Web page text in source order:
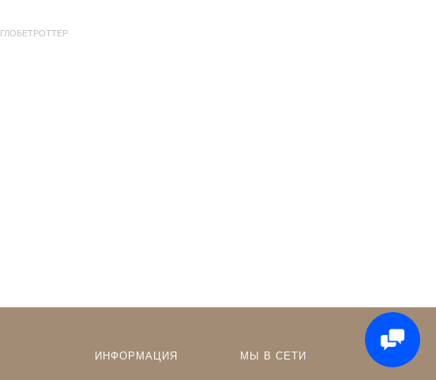
ГЛОБЕТРОТТЕР
ИНФОРМАЦИЯ МЫ В СЕТИ